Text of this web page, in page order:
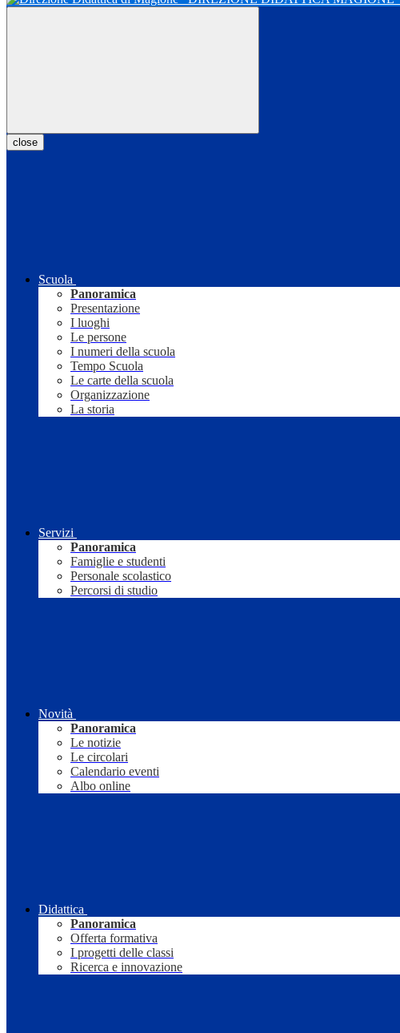
close
Scuola
Panoramica
Presentazione
I luoghi
Le persone
I numeri della scuola
Tempo Scuola
Le carte della scuola
Organizzazione
La storia
Servizi
Panoramica
Famiglie e studenti
Personale scolastico
Percorsi di studio
Novità
Panoramica
Le notizie
Le circolari
Calendario eventi
Albo online
Didattica
Panoramica
Offerta formativa
I progetti delle classi
Ricerca e innovazione